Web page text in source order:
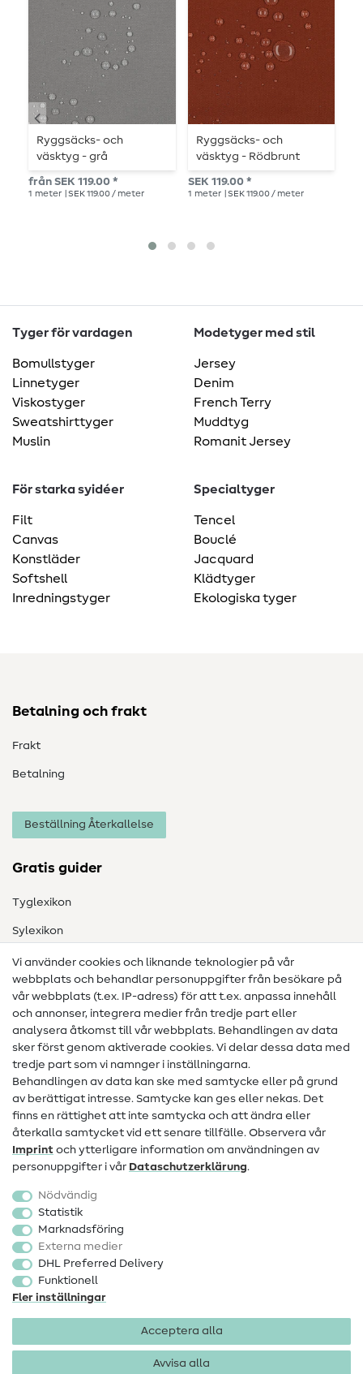
Ryggsäcks- och
väsktyg - grå
från SEK 119.00 *
1 meter | SEK 119.00 / meter
Ryggsäcks- och
väsktyg - Rödbrunt
SEK 119.00 *
1 meter | SEK 119.00 / meter
Tyger för vardagen
Bomullstyger
Linnetyger
Viskostyger
Sweatshirttyger
Muslin
Modetyger med stil
Jersey
Denim
French Terry
Muddtyg
Romanit Jersey
För starka syidéer
Filt
Canvas
Konstläder
Softshell
Inredningstyger
Specialtyger
Tencel
Bouclé
Jacquard
Klädtyger
Ekologiska tyger
Betalning och frakt
Frakt
Betalning
Beställning Återkallelse
Gratis guider
Tyglexikon
Sylexikon
Sömnadsinstruktioner
Hjälp & kontakt
Kontakt
Information om byte av operatör
FAQ
Ångerrätt
Populärt
Sytillbehör
Rea
Vi använder cookies och liknande teknologier på vår
webbplats och behandlar personuppgifter från besökare på
vår webbplats (t.ex. IP-adress) för att t.ex. anpassa innehåll
och annonser, integrera medier från tredje part eller
analysera åtkomst till vår webbplats. Behandlingen av data
sker först genom aktiverade cookies. Vi delar dessa data med
tredje part som vi namnger i inställningarna.
Behandlingen av data kan ske med samtycke eller på grund
av berättigat intresse. Samtycke kan ges eller nekas. Det
finns en rättighet att inte samtycka och att ändra eller
återkalla samtycket vid ett senare tillfälle. Observera vår
Imprint och ytterligare information om användningen av
personuppgifter i vår Data­schutz­erklärung.
Nödvändig
Statistik
Marknadsföring
Externa medier
DHL Preferred Delivery
Funktionell
Fler inställningar
Acceptera alla
Avvisa alla
Företagsinformation Dataskydd
Allmänna villkor